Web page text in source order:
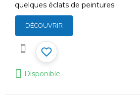
quelques éclats de peintures
DÉCOUVRIR
Disponible